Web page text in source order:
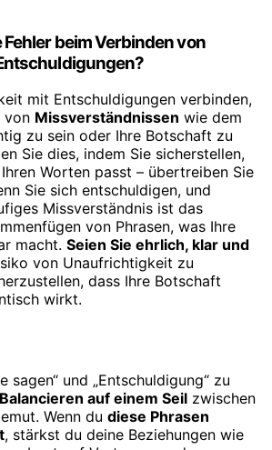
beim Verbinden von
mit Entschuldigungen verbinden,
von Missverständnissen wie dem
zu sein oder Ihre Botschaft zu
Sie dies, indem Sie sicherstellen,
Worten passt – übertreiben Sie
Sie sich entschuldigen, und
Missverständnis ist das
von Phrasen, was Ihre
macht. Seien Sie ehrlich, klar und
von Unaufrichtigkeit zu
dass Ihre Botschaft
wirkt.
sagen“ und „Entschuldigung“ zu
auf einem Seil zwischen
Wenn du diese Phrasen
, stärkst du deine Beziehungen wie